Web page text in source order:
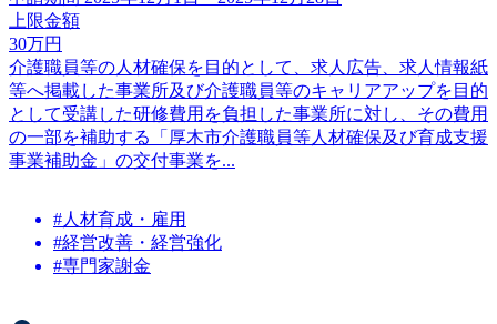
上限金額
30万円
介護職員等の人材確保を目的として、求人広告、求人情報紙
等へ掲載した事業所及び介護職員等のキャリアアップを目的
として受講した研修費用を負担した事業所に対し、その費用
の一部を補助する「厚木市介護職員等人材確保及び育成支援
事業補助金」の交付事業を...
#人材育成・雇用
#経営改善・経営強化
#専門家謝金